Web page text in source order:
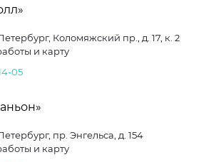
Коломяжский пр., д. 17, к. 2
и карту
05
Петербург, пр. Энгельса, д. 154
и карту